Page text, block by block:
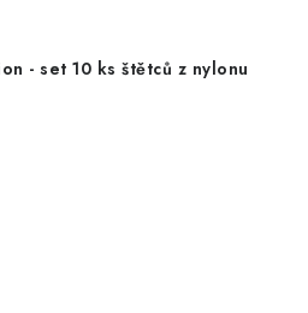
- set 10 ks štětců z nylonu